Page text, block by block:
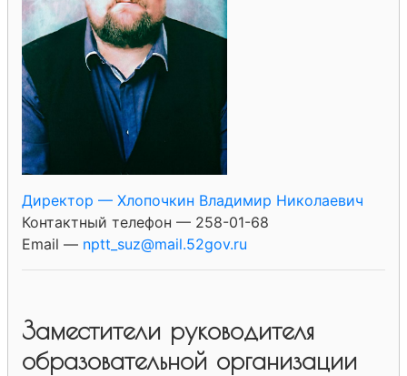
Директор — Хлопочкин Владимир Николаевич
Контактный телефон — 258-01-68
Email — nptt_suz@mail.52gov.ru
Заместители руководителя
образовательной организации